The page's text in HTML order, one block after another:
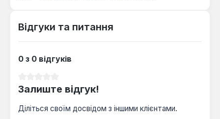
Відгуки та питання
0 з 0 відгуків
Залиште відгук!
Діліться своїм досвідом з іншими клієнтами.